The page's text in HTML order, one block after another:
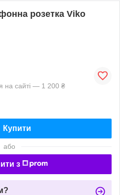
розетка Viko
на сайті — 1 200 ₴
Купити
або
з